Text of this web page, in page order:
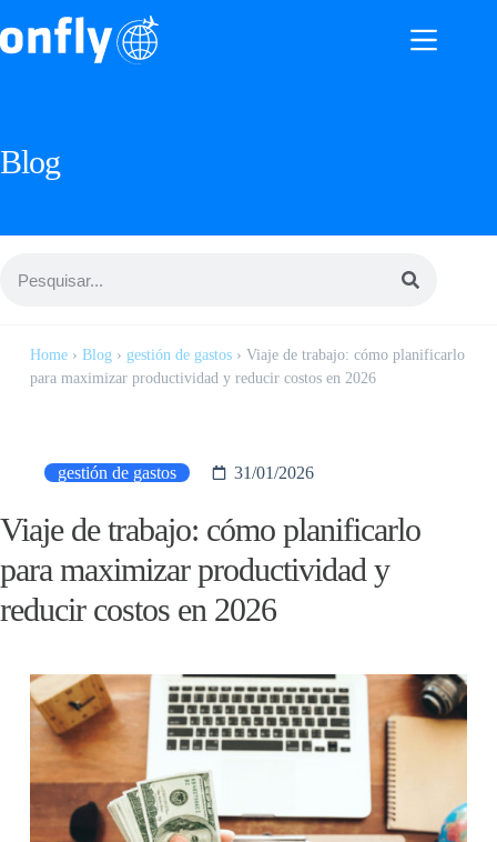
Blog
Home› Blog› gestión de gastos› Viaje de trabajo: cómo planificarlo
para maximizar productividad y reducir costos en 2026
gestión de gastos 31/01/2026
Viaje de trabajo: cómo planificarlo
para maximizar productividad y
reducir costos en 2026